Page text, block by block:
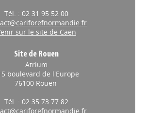
Tél. : 02 31 95 52 00
sur le site de Caen
Site de Rouen
Atrium
boulevard de l'Europe
76100 Rouen
Tél. : 02 35 73 77 82